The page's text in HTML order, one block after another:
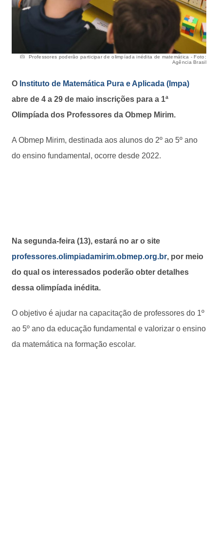
Professores poderão participar de olimpíada inédita de matemática - Foto:
Agência Brasil
O Instituto de Matemática Pura e Aplicada (Impa)
abre de 4 a 29 de maio inscrições para a 1ª
Olimpíada dos Professores da Obmep Mirim.
A Obmep Mirim, destinada aos alunos do 2º ao 5º ano
do ensino fundamental, ocorre desde 2022.
Na segunda-feira (13), estará no ar o site
professores.olimpiadamirim.obmep.org.br, por meio
do qual os interessados poderão obter detalhes
dessa olimpíada inédita.
O objetivo é ajudar na capacitação de professores do 1º
ao 5º ano da educação fundamental e valorizar o ensino
da matemática na formação escolar.